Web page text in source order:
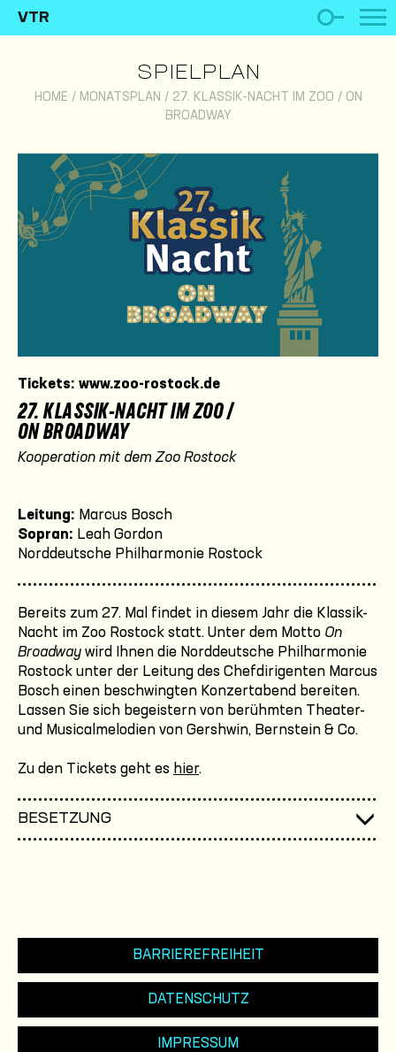
VTR
SPIELPLAN
HOME / MONATSPLAN / 27. KLASSIK-NACHT IM ZOO / ON
BROADWAY
Tickets: www.zoo-rostock.de
27. KLASSIK-NACHT IM ZOO /
ON BROADWAY
Kooperation mit dem Zoo Rostock
Leitung: Marcus Bosch
Sopran: Leah Gordon
Norddeutsche Philharmonie Rostock
Bereits zum 27. Mal findet in diesem Jahr die Klassik-
Nacht im Zoo Rostock statt. Unter dem Motto On
Broadway wird Ihnen die Norddeutsche Philharmonie
Rostock unter der Leitung des Chefdirigenten Marcus
Bosch einen beschwingten Konzertabend bereiten.
Lassen Sie sich begeistern von berühmten Theater-
und Musicalmelodien von Gershwin, Bernstein & Co.
Zu den Tickets geht es hier.
BESETZUNG
BARRIEREFREIHEIT
DATENSCHUTZ
IMPRESSUM